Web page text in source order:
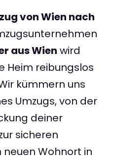
von Wien nach
aus Wien wird
Heim reibungslos
kümmern uns
Umzugs, von der
deiner
sicheren
neuen Wohnort in